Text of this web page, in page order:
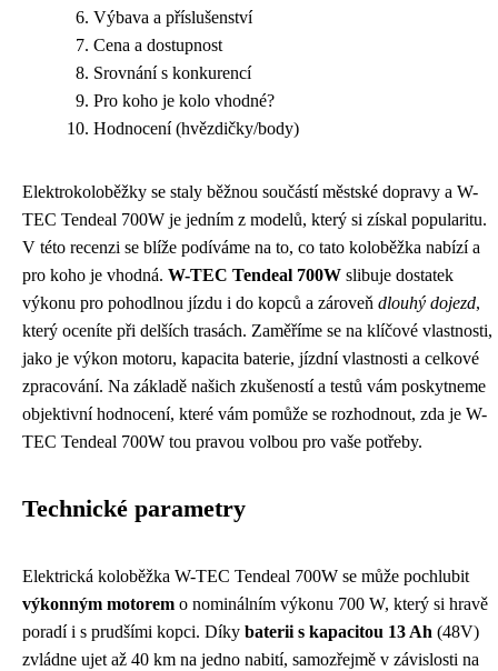
Výbava a příslušenství
Cena a dostupnost
Srovnání s konkurencí
Pro koho je kolo vhodné?
Hodnocení (hvězdičky/body)
Elektrokoloběžky se staly běžnou součástí městské dopravy a W-
TEC Tendeal 700W je jedním z modelů, který si získal popularitu.
V této recenzi se blíže podíváme na to, co tato koloběžka nabízí a
pro koho je vhodná. W-TEC Tendeal 700W slibuje dostatek
výkonu pro pohodlnou jízdu i do kopců a zároveň dlouhý dojezd,
který oceníte při delších trasách. Zaměříme se na klíčové vlastnosti,
jako je výkon motoru, kapacita baterie, jízdní vlastnosti a celkové
zpracování. Na základě našich zkušeností a testů vám poskytneme
objektivní hodnocení, které vám pomůže se rozhodnout, zda je W-
TEC Tendeal 700W tou pravou volbou pro vaše potřeby.
Technické parametry
Elektrická koloběžka W-TEC Tendeal 700W se může pochlubit
výkonným motorem o nominálním výkonu 700 W, který si hravě
poradí i s prudšími kopci. Díky baterii s kapacitou 13 Ah (48V)
zvládne ujet až 40 km na jedno nabití, samozřejmě v závislosti na